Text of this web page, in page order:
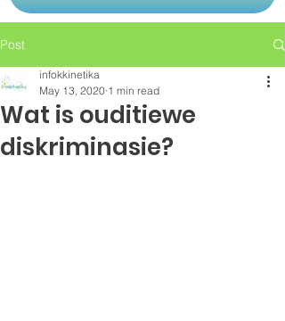
Post
Wat is ouditiewe
diskriminasie?
infokkinetika
May 13, 2020 1 min read